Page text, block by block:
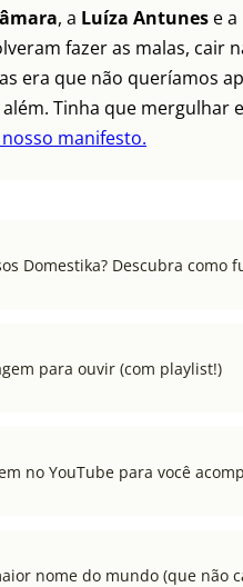
, a Luíza Antunes e a
fazer as malas, cair
era que não queríamos
Tinha que mergulhar
manifesto.
Domestika? Descubra como
para ouvir (com playlist!)
no YouTube para você
nome do mundo (que não